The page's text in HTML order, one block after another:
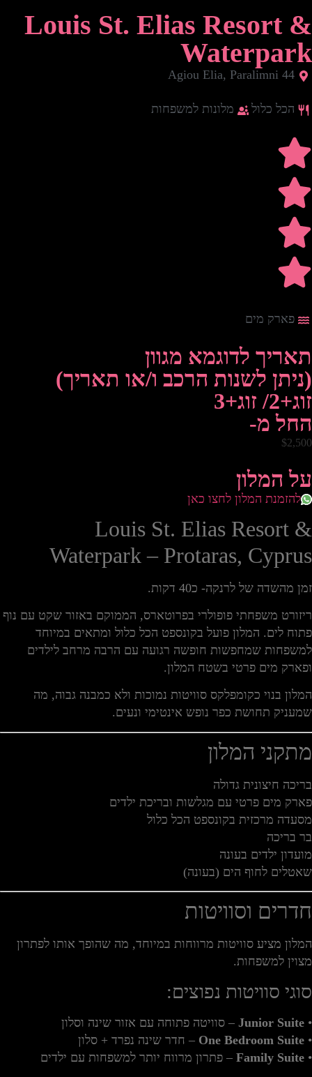
Louis St. Elias Resort &
Waterpark
44 Agiou Elia, Paralimni
הכל כלול מלונות למשפחות
פארק מים
תאריך לדוגמא מגוון
(ניתן לשנות הרכב ו/או תאריך)
זוג+2/ זוג+3
החל מ-
$2,500
על המלון
להזמנת המלון לחצו כאן
Louis St. Elias Resort &
Waterpark – Protaras, Cyprus
זמן מהשדה של לרנקה- כ40 דקות.
ריזורט משפחתי פופולרי בפרוטארס, הממוקם באזור שקט עם נוף
פתוח לים. המלון פועל בקונספט הכל כלול ומתאים במיוחד
למשפחות שמחפשות חופשה רגועה עם הרבה מרחב לילדים
ופארק מים פרטי בשטח המלון.
המלון בנוי כקומפלקס סוויטות נמוכות ולא כמבנה גבוה, מה
שמעניק תחושת כפר נופש אינטימי ונעים.
מתקני המלון
בריכה חיצונית גדולה
פארק מים פרטי עם מגלשות ובריכת ילדים
מסעדה מרכזית בקונספט הכל כלול
בר בריכה
מועדון ילדים בעונה
שאטלים לחוף הים (בעונה)
חדרים וסוויטות
המלון מציע סוויטות מרווחות במיוחד, מה שהופך אותו לפתרון
מצוין למשפחות.
סוגי סוויטות נפוצים:
•
Junior Suite – סוויטה פתוחה עם אזור שינה וסלון
•
One Bedroom Suite – חדר שינה נפרד + סלון
•
Family Suite – פתרון מרווח יותר למשפחות עם ילדים